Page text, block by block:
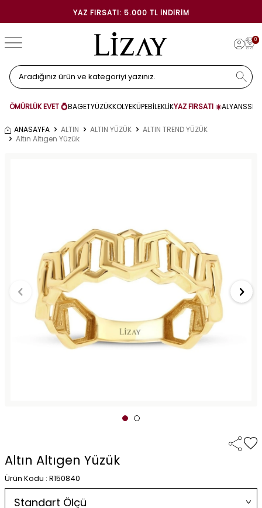
YAZ FIRSATI: 5.000 TL İNDIRIM
0
ÖMÜRLÜK EVET 💍BAGETYÜZÜKKOLYEKÜPEBİLEKLİKYAZ FIRSATI ☀️ALYANS
ANASAYFA ALTIN ALTIN YÜZÜK
ALTIN TREND YÜZÜK
Altın Altıgen Yüzük
Altın Altıgen Yüzük
Ürün Kodu : R150840